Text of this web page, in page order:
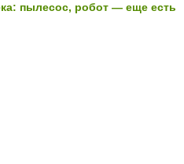
пылесос, робот — еще есть